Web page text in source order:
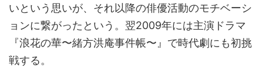
いという思いが、それ以降の俳優活動のモチベーシ
ョンに繋がったという。翌2009年には主演ドラマ
『浪花の華〜緒方洪庵事件帳〜』で時代劇にも初挑
戦する。